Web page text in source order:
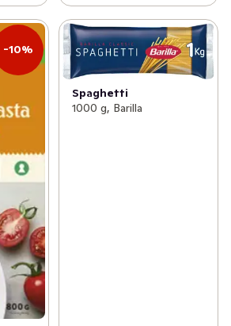
-10%
Spaghetti
1000 g, Barilla